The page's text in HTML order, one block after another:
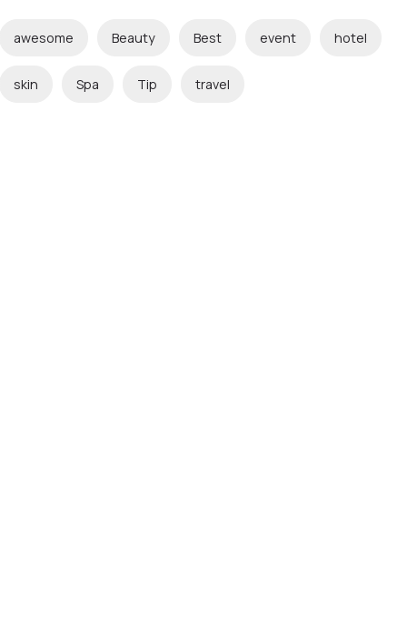
awesome Beauty Best event hotel
skin Spa Tip travel